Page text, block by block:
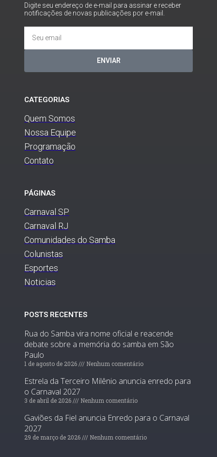
Digite seu endereço de e-mail para assinar e receber
notificações de novas publicações por e-mail.
ENVIAR
CATEGORIAS
Quem Somos
Nossa Equipe
Programação
Contato
PÁGINAS
Carnaval SP
Carnaval RJ
Comunidades do Samba
Colunistas
Esportes
Noticias
POSTS RECENTES
Rua do Samba vira nome oficial e reacende
debate sobre a memória do samba em São
Paulo
1 de agosto de 2026 Nenhum comentário
Estrela da Terceiro Milênio anuncia enredo para
o Carnaval 2027
3 de abril de 2026 Nenhum comentário
Gaviões da Fiel anuncia Enredo para o Carnaval
2027
29 de março de 2026 Nenhum comentário